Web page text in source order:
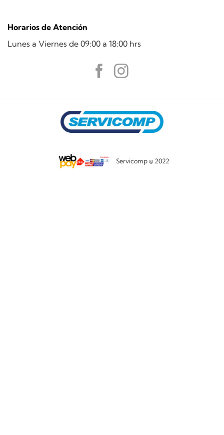
Horarios de Atención
Lunes a Viernes de 09:00 a 18:00 hrs
Servicomp © 2022